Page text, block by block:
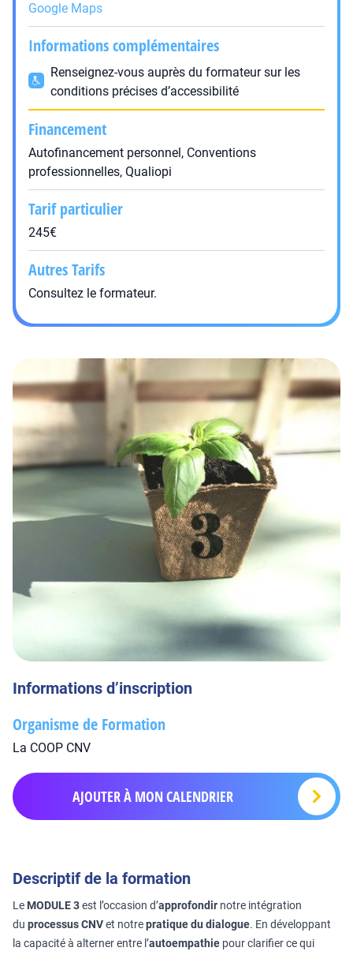
Google Maps
Informations complémentaires
Renseignez-vous auprès du formateur sur les
conditions précises d’accessibilité
Financement
Autofinancement personnel, Conventions
professionnelles, Qualiopi
Tarif particulier
245€
Autres Tarifs
Consultez le formateur.
Informations d’inscription
Organisme de Formation
La COOP CNV
AJOUTER À MON CALENDRIER
Descriptif de la formation
Le MODULE 3est l’occasion d’approfondir notre intégration
du processus CNVet notrepratique du dialogue. En développant
la capacité à alterner entre l’autoempathie pour clarifier ce qui